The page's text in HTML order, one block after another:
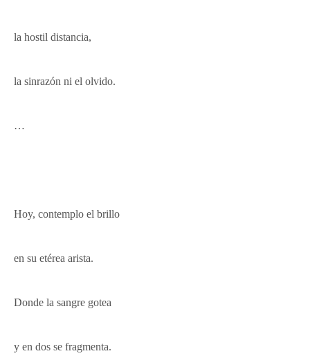
la hostil distancia,
la sinrazón ni el olvido.
…
Hoy, contemplo el brillo
en su etérea arista.
Donde la sangre gotea
y en dos se fragmenta.